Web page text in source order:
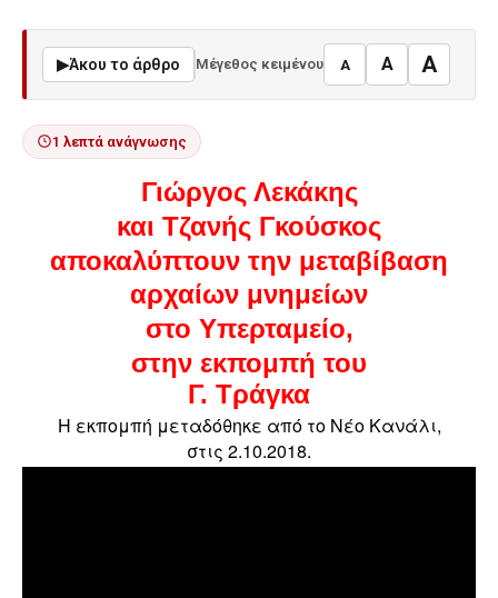
▶Άκου το άρθρο Μέγεθος κειμένου A A A
1 λεπτά ανάγνωσης
Γιώργος Λεκάκης
και Τζανής Γκούσκος
αποκαλύπτουν την μεταβίβαση
αρχαίων μνημείων
στο Υπερταμείο,
στην εκπομπή του
Γ. Τράγκα
Η εκπομπή μεταδόθηκε από το Νέο Κανάλι,
στις 2.10.2018.